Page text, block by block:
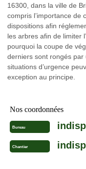
16300, dans la ville de
compris l’importance de
dispositions afin
les arbres afin de limiter
pourquoi la coupe de
derniers sont rongés
situations d’urgence
exception au principe.
Nos coordonnées
Bureau
Chantier